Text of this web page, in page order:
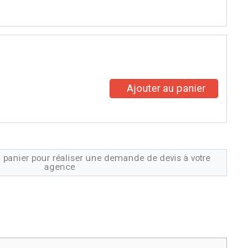
pour réaliser une demande de devis à votre
agence
Ajouter au panier